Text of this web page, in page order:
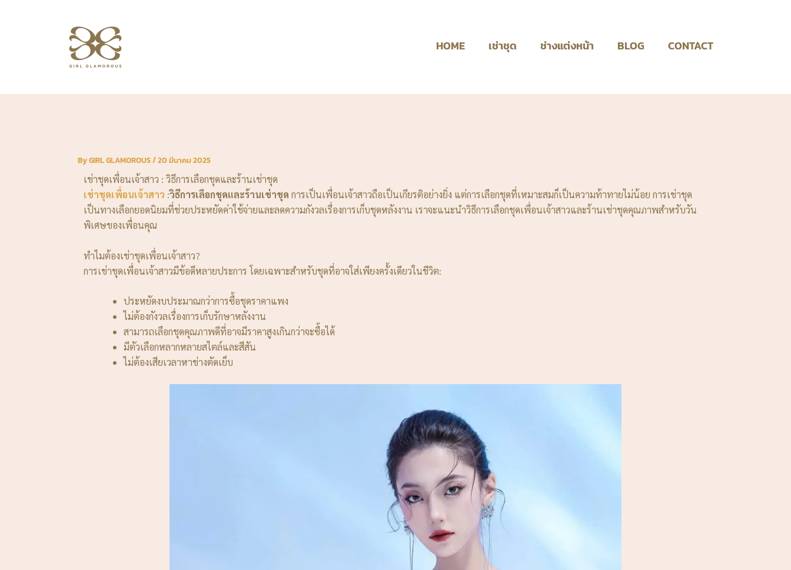
HOME เช่าชุด ช่างแต่งหน้า BLOG CONTACT
ByGIRL GLAMOROUS/20 มีนาคม 2025
เช่าชุดเพื่อนเจ้าสาว : วิธีการเลือกชุดและร้านเช่าชุด
เช่าชุดเพื่อนเจ้าสาว :วิธีการเลือกชุดและร้านเช่าชุด การเป็นเพื่อนเจ้าสาวถือเป็นเกียรติอย่างยิ่ง แต่การเลือกชุดที่เหมาะสมก็เป็นความท้าทายไม่น้อย การเช่าชุด
เป็นทางเลือกยอดนิยมที่ช่วยประหยัดค่าใช้จ่ายและลดความกังวลเรื่องการเก็บชุดหลังงาน เราจะแนะนำวิธีการเลือกชุดเพื่อนเจ้าสาวและร้านเช่าชุดคุณภาพสำหรับวัน
พิเศษของเพื่อนคุณ
ทำไมต้องเช่าชุดเพื่อนเจ้าสาว?
การเช่าชุดเพื่อนเจ้าสาวมีข้อดีหลายประการ โดยเฉพาะสำหรับชุดที่อาจใส่เพียงครั้งเดียวในชีวิต:
ประหยัดงบประมาณกว่าการซื้อชุดราคาแพง
ไม่ต้องกังวลเรื่องการเก็บรักษาหลังงาน
สามารถเลือกชุดคุณภาพดีที่อาจมีราคาสูงเกินกว่าจะซื้อได้
มีตัวเลือกหลากหลายสไตล์และสีสัน
ไม่ต้องเสียเวลาหาช่างตัดเย็บ